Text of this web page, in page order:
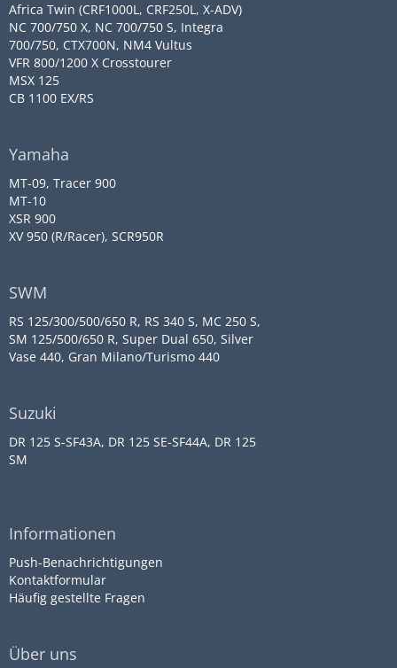
Africa Twin (CRF1000L, CRF250L, X-ADV)
NC 700/750 X, NC 700/750 S, Integra
700/750, CTX700N, NM4 Vultus
VFR 800/1200 X Crosstourer
MSX 125
CB 1100 EX/RS
Yamaha
MT-09, Tracer 900
MT-10
XSR 900
XV 950 (R/Racer), SCR950R
SWM
RS 125/300/500/650 R, RS 340 S, MC 250 S,
SM 125/500/650 R, Super Dual 650, Silver
Vase 440, Gran Milano/Turismo 440
Suzuki
DR 125 S-SF43A, DR 125 SE-SF44A, DR 125
SM
Informationen
Push-Benachrichtigungen
Kontaktformular
Häufig gestellte Fragen
Über uns